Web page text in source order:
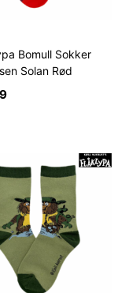
Bomull Sokker
Solan Rød